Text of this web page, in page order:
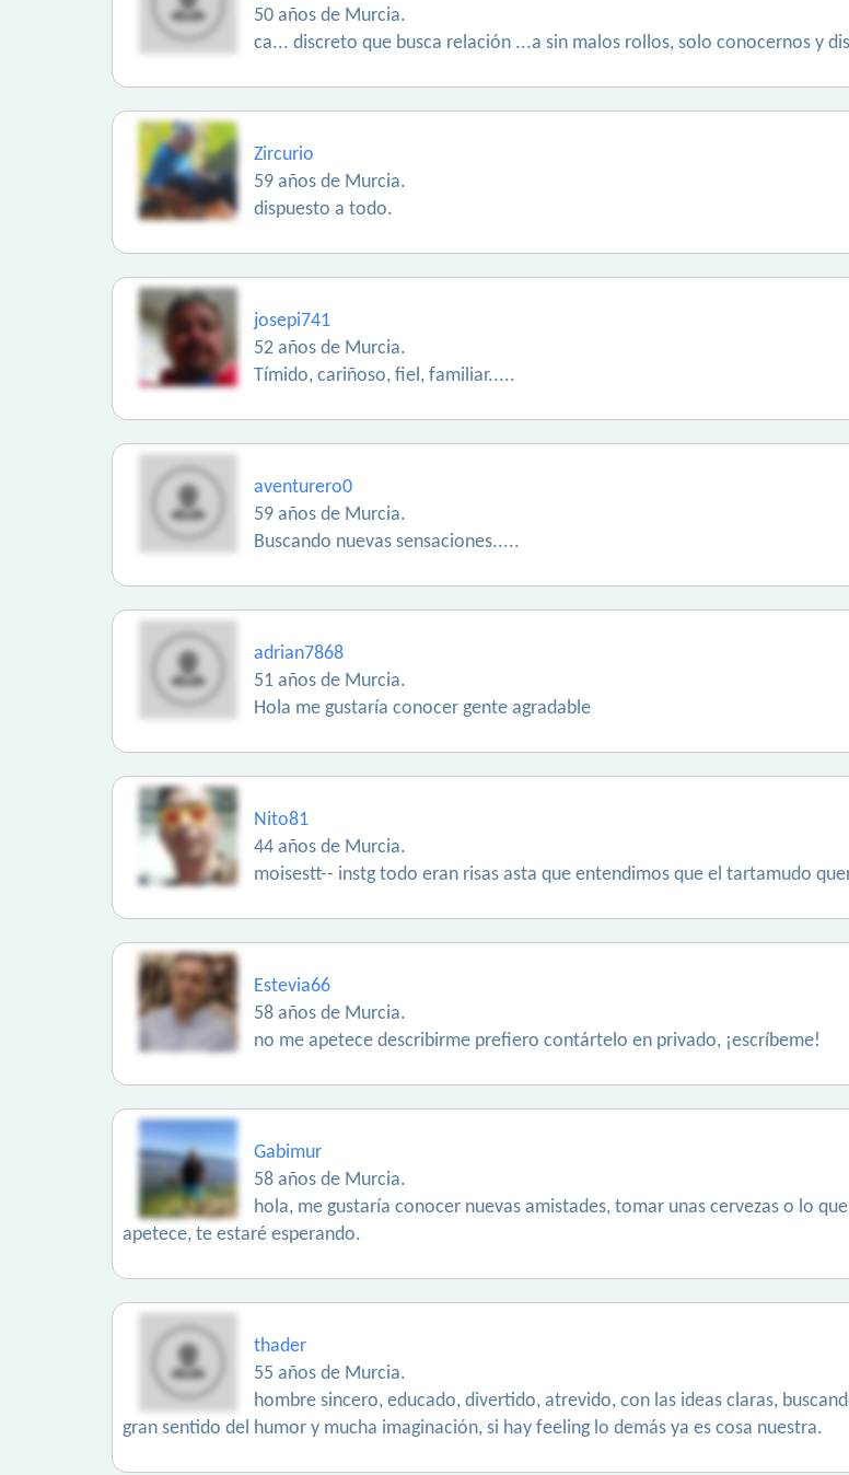
50 años de Murcia.
ca... discreto que busca relación ...a sin malos rollos, solo conocernos y
Zircurio
59 años de Murcia.
dispuesto a todo.
josepi741
52 años de Murcia.
Tímido, cariñoso, fiel, familiar.....
aventurero0
59 años de Murcia.
Buscando nuevas sensaciones.....
adrian7868
51 años de Murcia.
Hola me gustaría conocer gente agradable
Nito81
44 años de Murcia.
moisestt-- instg todo eran risas asta que entendimos que el tartamudo
Estevia66
58 años de Murcia.
no me apetece describirme prefiero contártelo en privado, ¡escríbeme!
Gabimur
58 años de Murcia.
hola, me gustaría conocer nuevas amistades, tomar unas cervezas o lo
apetece, te estaré esperando.
thader
55 años de Murcia.
hombre sincero, educado, divertido, atrevido, con las ideas claras,
gran sentido del humor y mucha imaginación, si hay feeling lo demás ya es cosa nuestra.